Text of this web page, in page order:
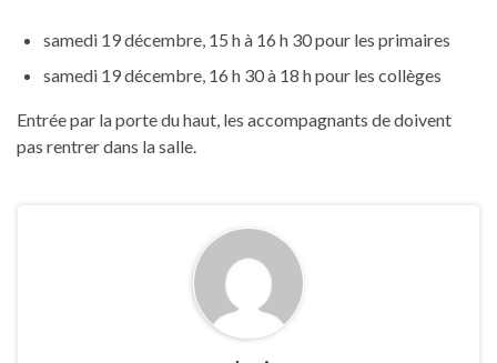
samedi 19 décembre, 15 h à 16 h 30 pour les primaires
samedi 19 décembre, 16 h 30 à 18 h pour les collèges
Entrée par la porte du haut, les accompagnants de doivent
pas rentrer dans la salle.